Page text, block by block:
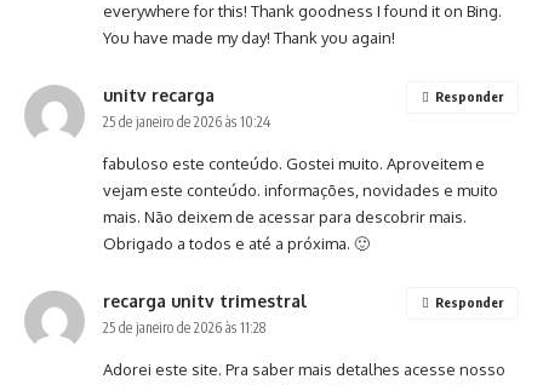
everywhere for this! Thank goodness I found it on Bing.
You have made my day! Thank you again!
unitv recarga
25 de janeiro de 2026 às 10:24
fabuloso este conteúdo. Gostei muito. Aproveitem e
vejam este conteúdo. informações, novidades e muito
mais. Não deixem de acessar para descobrir mais.
Obrigado a todos e até a próxima. 🙂
Responder
recarga unitv trimestral
25 de janeiro de 2026 às 11:28
Adorei este site. Pra saber mais detalhes acesse nosso
Responder